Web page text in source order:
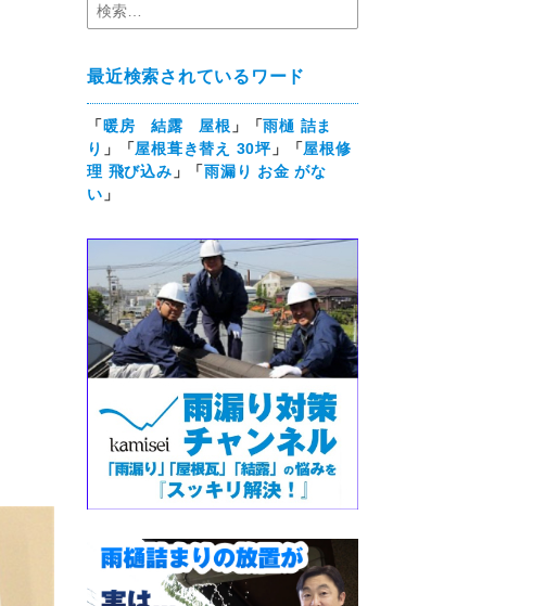
最近検索されているワード
「暖房 結露 屋根 」「雨樋 詰ま
り 」「屋根葺き替え 30坪」「屋根修
理 飛び込み 」「雨漏り お金 がな
い 」